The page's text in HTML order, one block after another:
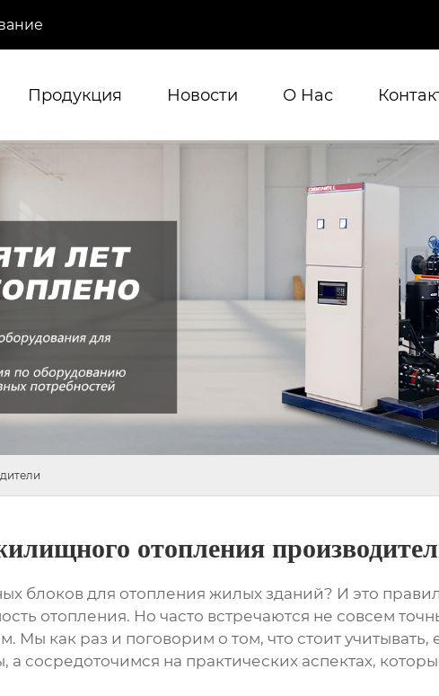
Продукция Новости О Hас
отопления
блоков для отопления жилых зданий? И это
отопления. Но часто встречаются не совсем
Мы как раз и поговорим о том, что стоит
сосредоточимся на практических аспектах,